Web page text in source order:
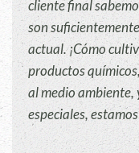
cliente final
son
actual. ¡Cómo
productos
al medio ambiente,
especiales,